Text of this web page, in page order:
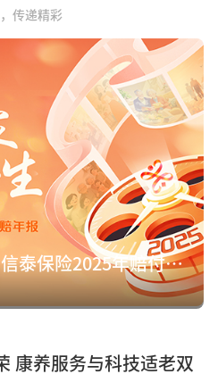
传递精彩
数智赋能+温情服务 信泰保险2025年赔付15.8亿元诠释保险初心
康养服务与科技适老双